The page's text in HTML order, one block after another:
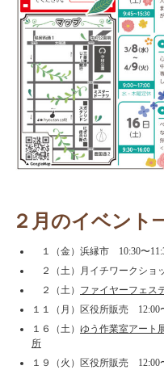
２月のイベント
１（金）浜縁市 10:30〜
２（土）月イチワークシ
２（土） ファイヤーフェス
１１（月）区役所販売
１６（土） ゆう作業室アート
所
１９（火）区役所販売